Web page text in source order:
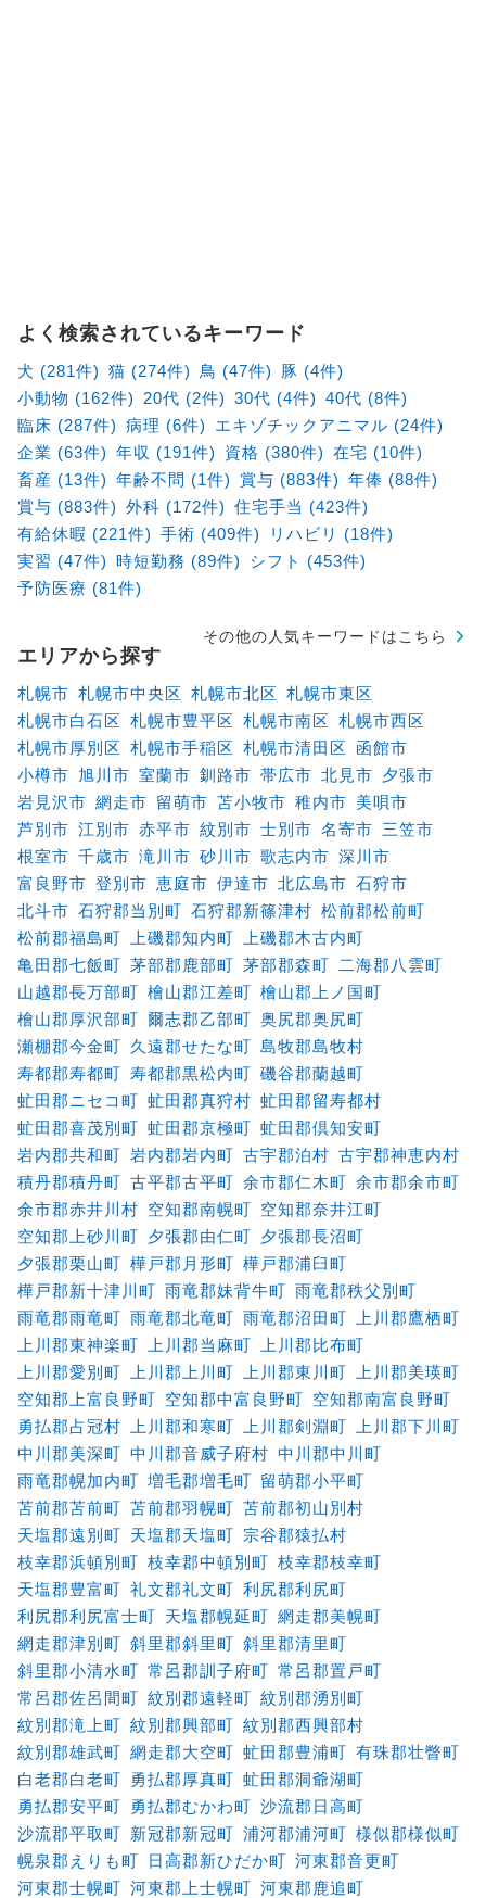
よく検索されているキーワード
犬 (281件) 猫 (274件) 鳥 (47件)
豚 (4件)
小動物 (162件)
20代 (2件) 30代 (4件) 40代 (8件)
臨床 (287件) 病理 (6件)
エキゾチックアニマル (24件)
企業 (63件) 年収 (191件) 資格 (380件) 在宅 (10件)
畜産 (13件) 年齢不問 (1件) 賞与 (883件) 年俸 (88件)
賞与 (883件) 外科 (172件) 住宅手当 (423件)
有給休暇 (221件) 手術 (409件)
リハビリ (18件)
実習 (47件) 時短勤務 (89件)
シフト (453件)
予防医療 (81件)
その他の人気キーワードはこちら
エリアから探す
札幌市 札幌市中央区 札幌市北区 札幌市東区
札幌市白石区 札幌市豊平区 札幌市南区 札幌市西区
札幌市厚別区 札幌市手稲区 札幌市清田区
函館市
小樽市 旭川市 室蘭市 釧路市 帯広市 北見市 夕張市
岩見沢市 網走市 留萌市 苫小牧市 稚内市 美唄市
芦別市 江別市 赤平市 紋別市 士別市 名寄市 三笠市
根室市 千歳市 滝川市 砂川市 歌志内市 深川市
富良野市 登別市 恵庭市 伊達市 北広島市 石狩市
北斗市 石狩郡当別町 石狩郡新篠津村 松前郡松前町
松前郡福島町
上磯郡知内町
上磯郡木古内町
亀田郡七飯町 茅部郡鹿部町 茅部郡森町
二海郡八雲町
山越郡長万部町 檜山郡江差町 檜山郡上ノ国町
檜山郡厚沢部町 爾志郡乙部町 奥尻郡奥尻町
瀬棚郡今金町 久遠郡せたな町 島牧郡島牧村
寿都郡寿都町 寿都郡黒松内町 磯谷郡蘭越町
虻田郡ニセコ町 虻田郡真狩村 虻田郡留寿都村
虻田郡喜茂別町 虻田郡京極町 虻田郡倶知安町
岩内郡共和町 岩内郡岩内町 古宇郡泊村 古宇郡神恵内村
積丹郡積丹町 古平郡古平町 余市郡仁木町 余市郡余市町
余市郡赤井川村 空知郡南幌町 空知郡奈井江町
空知郡上砂川町 夕張郡由仁町 夕張郡長沼町
夕張郡栗山町 樺戸郡月形町 樺戸郡浦臼町
樺戸郡新十津川町 雨竜郡妹背牛町 雨竜郡秩父別町
雨竜郡雨竜町 雨竜郡北竜町 雨竜郡沼田町
上川郡鷹栖町
上川郡東神楽町
上川郡当麻町
上川郡比布町
上川郡愛別町
上川郡上川町 上川郡東川町
上川郡美瑛町
空知郡上富良野町 空知郡中富良野町 空知郡南富良野町
勇払郡占冠村
上川郡和寒町 上川郡剣淵町
上川郡下川町
中川郡美深町 中川郡音威子府村 中川郡中川町
雨竜郡幌加内町 増毛郡増毛町 留萌郡小平町
苫前郡苫前町 苫前郡羽幌町 苫前郡初山別村
天塩郡遠別町 天塩郡天塩町 宗谷郡猿払村
枝幸郡浜頓別町 枝幸郡中頓別町 枝幸郡枝幸町
天塩郡豊富町 礼文郡礼文町 利尻郡利尻町
利尻郡利尻富士町 天塩郡幌延町 網走郡美幌町
網走郡津別町 斜里郡斜里町 斜里郡清里町
斜里郡小清水町 常呂郡訓子府町 常呂郡置戸町
常呂郡佐呂間町 紋別郡遠軽町 紋別郡湧別町
紋別郡滝上町 紋別郡興部町 紋別郡西興部村
紋別郡雄武町 網走郡大空町 虻田郡豊浦町 有珠郡壮瞥町
白老郡白老町
勇払郡厚真町 虻田郡洞爺湖町
勇払郡安平町
勇払郡むかわ町 沙流郡日高町
沙流郡平取町 新冠郡新冠町 浦河郡浦河町 様似郡様似町
幌泉郡えりも町
日高郡新ひだか町 河東郡音更町
河東郡士幌町 河東郡上士幌町 河東郡鹿追町